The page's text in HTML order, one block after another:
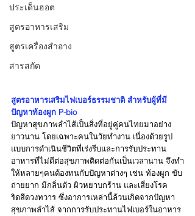
ประเด็นฮอต
สูตรอาหารเสริม
สูตรเครื่องสำอาง
สารสกัด
สูตรอาหารเสริมไฟเบอร์ธรรมชาติ สำหรับผู้ที่มี
ปัญหาท้องผูก P-bio
ปัญหาสุขภาพลำไส้เป็นสิ่งที่อยู่คู่คนไทยมาอย่าง
ยาวนาน โดยเฉพาะคนในวัยทำงาน เนื่องด้วยรูป
แบบการดำเนินชีวิตที่เร่งรีบและการรับประทาน
อาหารที่ไม่ดีต่อสุขภาพติดต่อกันเป็นเวลานาน จึงทำ
ให้หลายๆคนต้องทนกับปัญหาต่างๆ เช่น ท้องผูก ขับ
ถ่ายยาก มีกลิ่นตัว ผิวหยาบกร้าน และเสี่ยงโรค
ริดสีดวงทวาร ซึ่งอาการเหล่านี้ล้วนเกิดจากปัญหา
สุขภาพลำไส้ จากการรับประทานไฟเบอร์ในอาหาร